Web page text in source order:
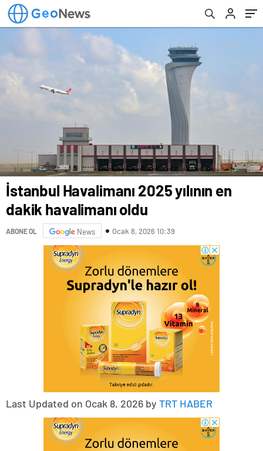
İstanbul Havalimanı 2025 yılının en
dakik havalimanı oldu
ABONE OL News Ocak 8, 2026 10:39
Last Updated on Ocak 8, 2026 by TRT HABER